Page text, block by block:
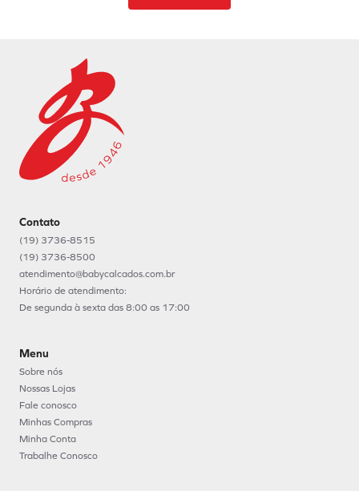
Contato
(19) 3736-8515
(19) 3736-8500
atendimento@babycalcados.com.br
Horário de atendimento:
De segunda à sexta das 8:00 as 17:00
Menu
Sobre nós
Nossas Lojas
Fale conosco
Minhas Compras
Minha Conta
Trabalhe Conosco